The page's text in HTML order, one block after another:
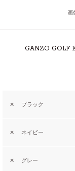
画
GANZO GOLF
✕ ブラック
✕ ネイビー
✕ グレー